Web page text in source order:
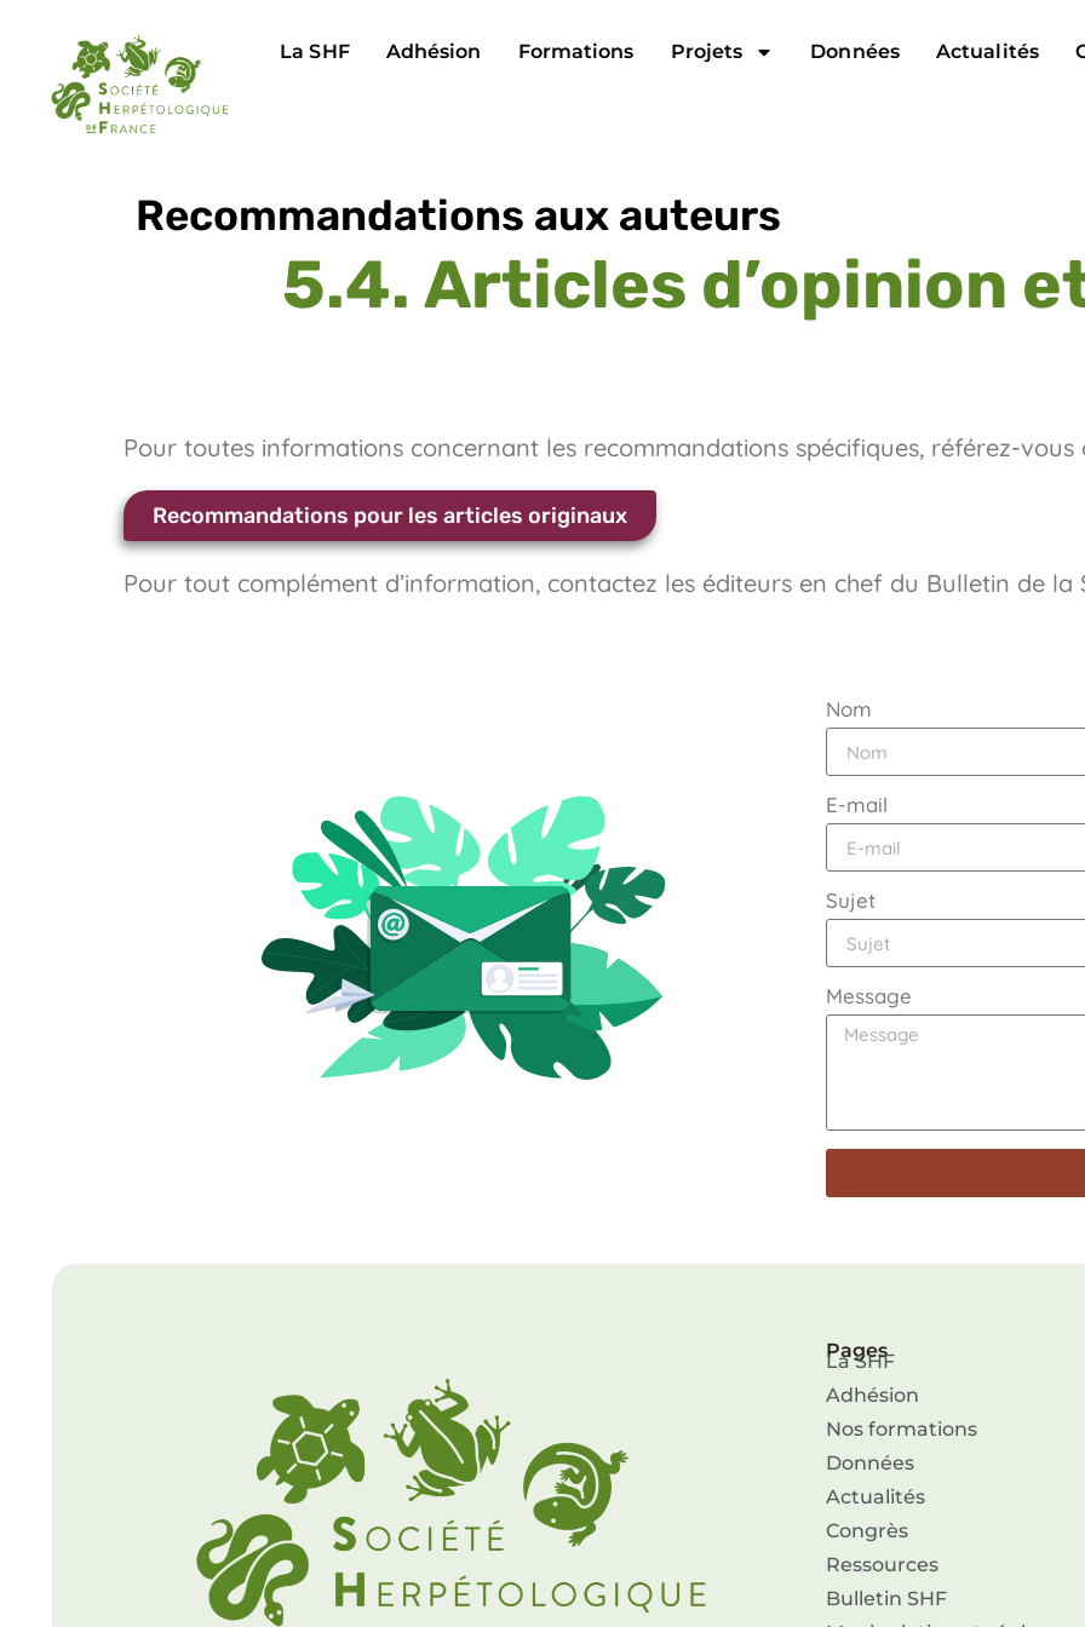
La SHF Adhésion Formations Projets Données Actualités
Recommandations aux auteurs
5.4. Articles d’opinion
Pour toutes informations concernant les recommandations spécifiques, référez-vous
Recommandations pour les articles originaux
Pour tout complément d’information, contactez les éditeurs en chef du Bulletin de la
Nom
E-mail
Sujet
Message
Pages
La SHF
Adhésion
Nos formations
Données
Actualités
Congrès
Ressources
Bulletin SHF